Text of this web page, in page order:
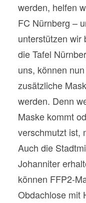
werden, helfen
FC Nürnberg –
unterstützen wir
die Tafel
uns, können
zusätzliche
werden. Denn
Maske kommt
verschmutzt ist,
Auch die
Johanniter
können FFP2-
Obdachlose mit